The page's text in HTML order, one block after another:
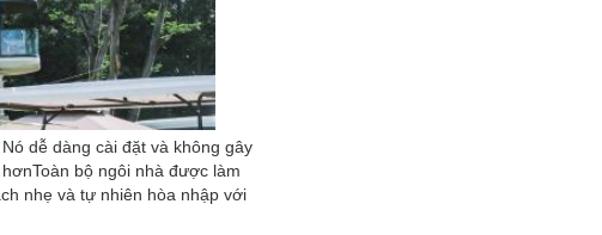
dễ dàng cài đặt và không gây
bộ ngôi nhà được làm
nhẹ và tự nhiên hòa nhập với